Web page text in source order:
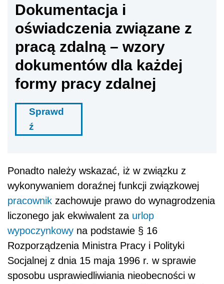
Dokumentacja i
oświadczenia związane z
pracą zdalną – wzory
dokumentów dla każdej
formy pracy zdalnej
Sprawd
ź
Ponadto należy wskazać, iż w związku z
wykonywaniem doraźnej funkcji związkowej
pracownik zachowuje prawo do wynagrodzenia
liczonego jak ekwiwalent za urlop
wypoczynkowy na podstawie § 16
Rozporządzenia Ministra Pracy i Polityki
Socjalnej z dnia 15 maja 1996 r. w sprawie
sposobu usprawiedliwiania nieobecności w